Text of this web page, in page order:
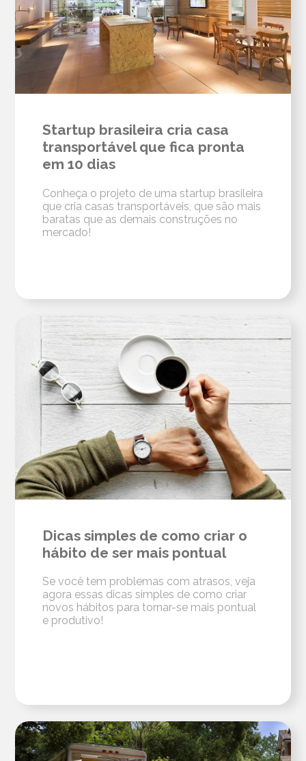
Startup brasileira cria casa
transportável que fica pronta
em 10 dias
Conheça o projeto de uma startup brasileira
que cria casas transportáveis, que são mais
baratas que as demais construções no
mercado!
Dicas simples de como criar o
hábito de ser mais pontual
Se você tem problemas com atrasos, veja
agora essas dicas simples de como criar
novos hábitos para tornar-se mais pontual
e produtivo!